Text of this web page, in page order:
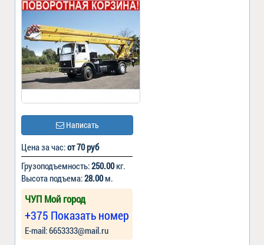
Написать
Цена за час:от 70 руб
Грузоподъемность:250.00кг.
Высота подъема:28.00м.
ЧУП Мой город
+375 Показать номер
Е-mail: 6653333@mail.ru